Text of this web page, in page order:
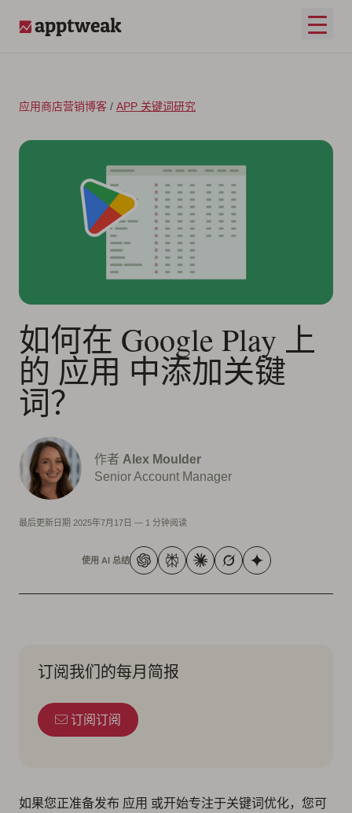
打开
应用商店营销博客 / APP 关键词研究
如何在 Google Play 上
的 应用 中添加关键
词？
作者 Alex Moulder
Senior Account Manager
最后更新日期 2025年7月17日 — 1 分钟阅读
使用 AI 总结
订阅我们的每月简报
订阅订阅
如果您正准备发布 应用 或开始专注于关键词优化，您可